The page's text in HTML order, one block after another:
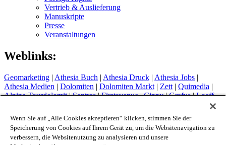
Vertrieb & Auslieferung
Manuskripte
Presse
Veranstaltungen
Weblinks:
Geomarketing | Athesia Buch | Athesia Druck | Athesia Jobs |
Athesia Medien | Dolomiten | Dolomiten Markt | Zett | Quimedia |
Alpina Tourdolomit|Sentres|Firstavenue|Cippy|Grafus|Loeff
Schnals|Sport Media Südtirol
Impressum
Wenn Sie auf „Alle Cookies akzeptieren“ klicken, stimmen Sie der
Speicherung von Cookies auf Ihrem Gerät zu, um die Websitenavigation zu
verbessern, die Websitenutzung zu analysieren und unsere